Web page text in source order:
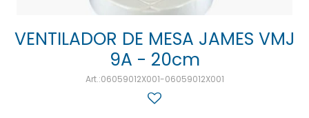
VENTILADOR DE MESA JAMES VMJ
9A - 20cm
06059012X001-06059012X001